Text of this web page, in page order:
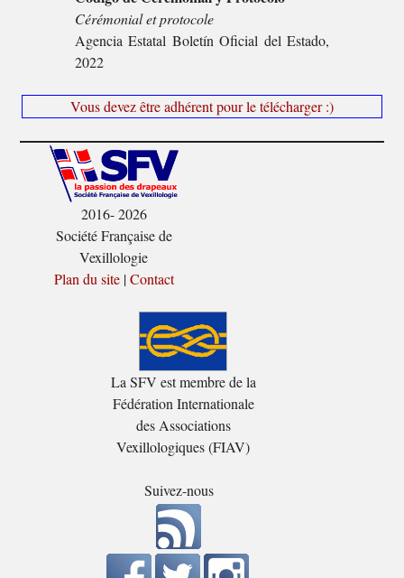
Cérémonial et protocole
Agencia Estatal Boletín Oficial del Estado,
2022
Vous devez être adhérent pour le télécharger :)
2016- 2026
Société Française de
Vexillologie
Plan du site|Contact
La SFV est membre de la
Fédération Internationale
des Associations
Vexillologiques (FIAV)
Suivez-nous